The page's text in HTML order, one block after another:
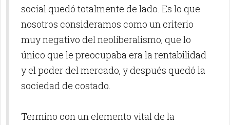
social quedó totalmente de lado. Es lo que
nosotros consideramos como un criterio
muy negativo del neoliberalismo, que lo
único que le preocupaba era la rentabilidad
y el poder del mercado, y después quedó la
sociedad de costado.
Termino con un elemento vital de la